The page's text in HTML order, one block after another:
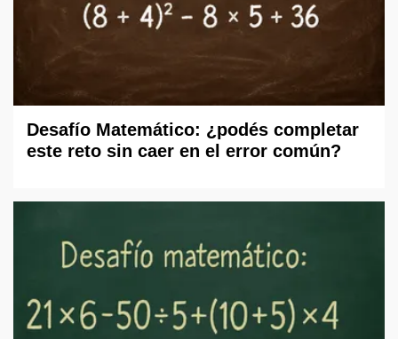
Desafío Matemático: ¿podés completar
este reto sin caer en el error común?